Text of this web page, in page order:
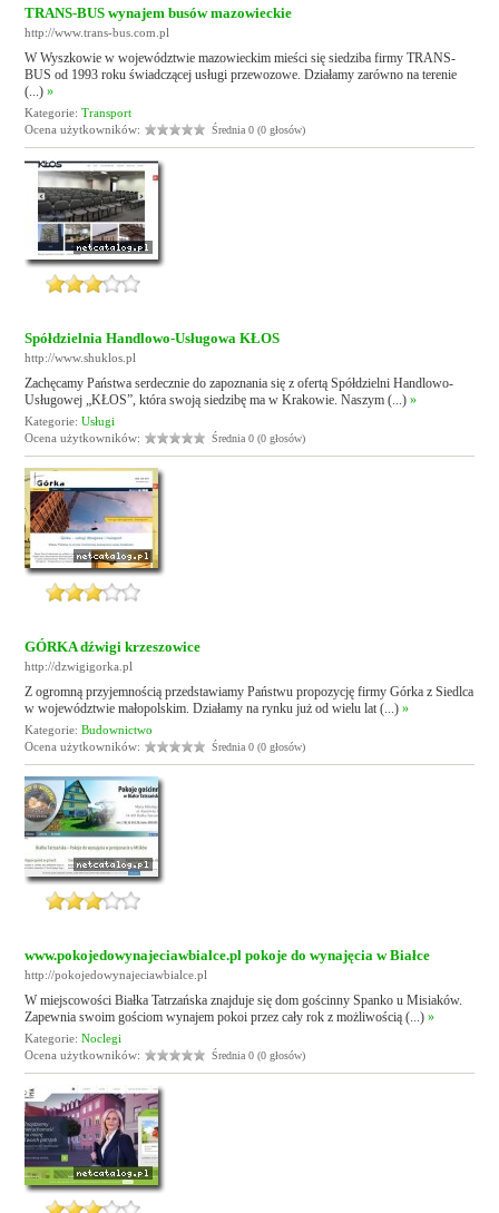
TRANS-BUS wynajem busów mazowieckie
http://www.trans-bus.com.pl
W Wyszkowie w województwie mazowieckim mieści się siedziba firmy TRANS-
BUS od 1993 roku świadczącej usługi przewozowe. Działamy zarówno na terenie
(...)»
Kategorie:Transport
Ocena użytkowników:
Średnia 0 (0 głosów)
Spółdzielnia Handlowo-Usługowa KŁOS
http://www.shuklos.pl
Zachęcamy Państwa serdecznie do zapoznania się z ofertą Spółdzielni Handlowo-
Usługowej „KŁOS”, która swoją siedzibę ma w Krakowie. Naszym (...)»
Kategorie:Usługi
Ocena użytkowników:
Średnia 0 (0 głosów)
GÓRKA dźwigi krzeszowice
http://dzwigigorka.pl
Z ogromną przyjemnością przedstawiamy Państwu propozycję firmy Górka z Siedlca
w województwie małopolskim. Działamy na rynku już od wielu lat (...)»
Kategorie:Budownictwo
Ocena użytkowników:
Średnia 0 (0 głosów)
www.pokojedowynajeciawbialce.pl pokoje do wynajęcia w Białce
http://pokojedowynajeciawbialce.pl
W miejscowości Białka Tatrzańska znajduje się dom gościnny Spanko u Misiaków.
Zapewnia swoim gościom wynajem pokoi przez cały rok z możliwością (...)»
Kategorie:Noclegi
Ocena użytkowników:
Średnia 0 (0 głosów)